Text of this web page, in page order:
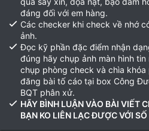
đáng đối với em hàng.
Các checker khi check về nhớ
ảnh.
Đọc kỹ phần đặc điểm nhận
đúng hãy chụp ảnh màn hình
chụp phòng check và chìa
đăng bài tố cáo tại box Công
BQT phân xử.
HÃY BÌNH LUẬN VÀO BÀI VIẾT
BẠN KO LIÊN LẠC ĐƯỢC VỚI SỐ